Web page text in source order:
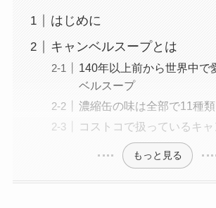
はじめに
キャンベルスープとは
140年以上前から世界中で
ベルスープ
濃縮缶の味は全部で11種類
コストコで扱っているキ
もっと見る